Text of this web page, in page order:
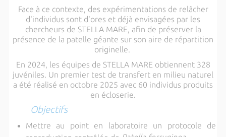
Face à ce contexte, des expérimentations de relâcher
d'individus sont d'ores et déjà envisagées par les
chercheurs de STELLA MARE, afin de préserver la
présence de la patelle géante sur son aire de répartition
originelle.
En 2024, les équipes de STELLA MARE obtiennent 328
juvéniles. Un premier test de transfert en milieu naturel
a été réalisé en octobre 2025 avec 60 individus produits
en écloserie.
Objectifs
Mettre au point en laboratoire un protocole de